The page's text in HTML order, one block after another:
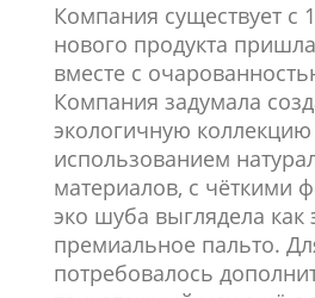
Компания существует с
нового продукта
вместе с
Компания задумала
экологичную коллекцию
использованием
материалов, с чёткими
эко шуба выглядела как
премиальное пальто.
потребовалось